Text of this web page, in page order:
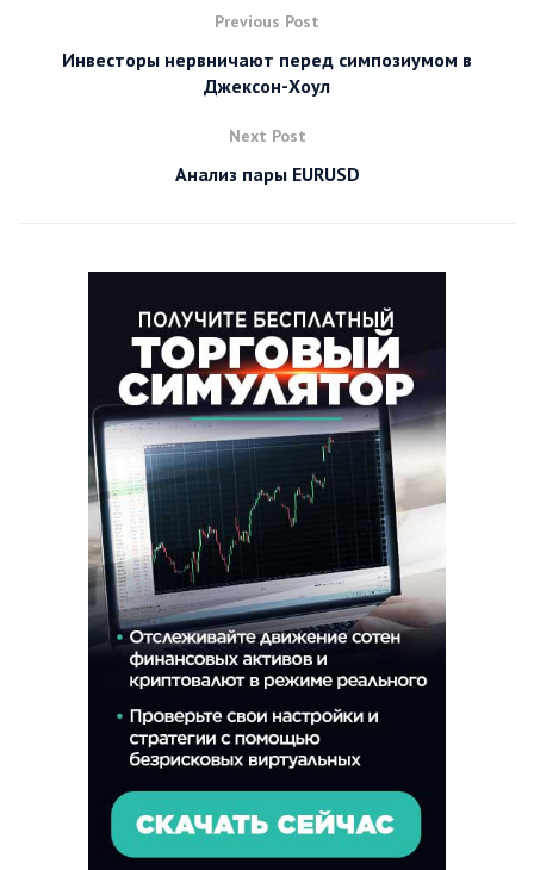
Previous Post
Инвесторы нервничают перед симпозиумом в
Джексон-Хоул
Next Post
Анализ пары EURUSD